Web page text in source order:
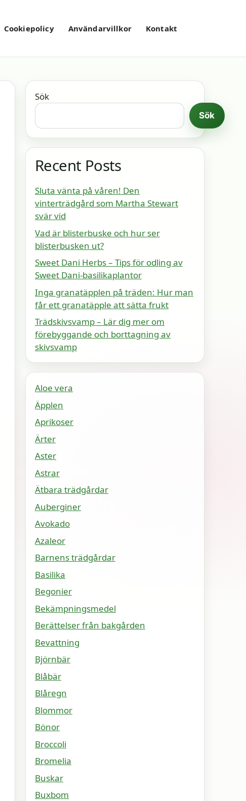
Cookiepolicy Användarvillkor Kontakt
Sök
Sök
Recent Posts
Sluta vänta på våren! Den
vinterträdgård som Martha Stewart
svär vid
Vad är blisterbuske och hur ser
blisterbusken ut?
Sweet Dani Herbs – Tips för odling av
Sweet Dani-basilikaplantor
Inga granatäpplen på träden: Hur man
får ett granatäpple att sätta frukt
Trädskivsvamp – Lär dig mer om
förebyggande och borttagning av
skivsvamp
Aloe vera
Äpplen
Aprikoser
Ärter
Aster
Astrar
Ätbara trädgårdar
Auberginer
Avokado
Azaleor
Barnens trädgårdar
Basilika
Begonier
Bekämpningsmedel
Berättelser från bakgården
Bevattning
Björnbär
Blåbär
Blåregn
Blommor
Bönor
Broccoli
Bromelia
Buskar
Buxbom